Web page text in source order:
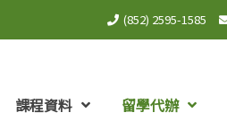
(852) 2595-1585
課程資料 留學代辦